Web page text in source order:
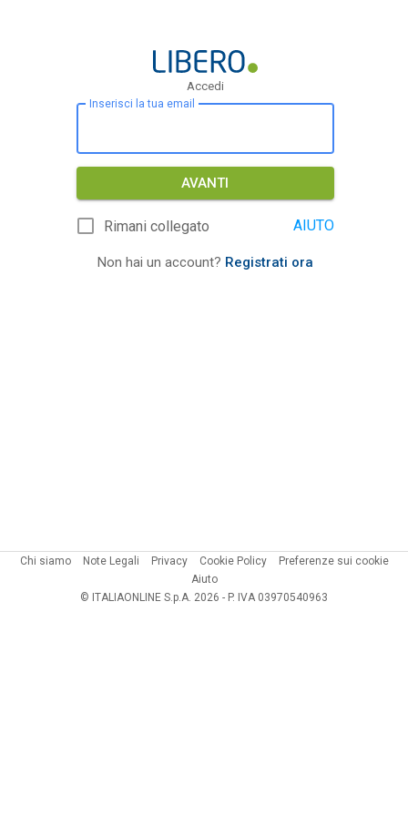
Accedi
Inserisci la tua email
AVANTI
Rimani collegato AIUTO
Non hai un account? Registrati ora
Chi siamo Note Legali Privacy Cookie Policy
Preferenze sui cookie
Aiuto
© ITALIAONLINE S.p.A. 2026 - P. IVA 03970540963